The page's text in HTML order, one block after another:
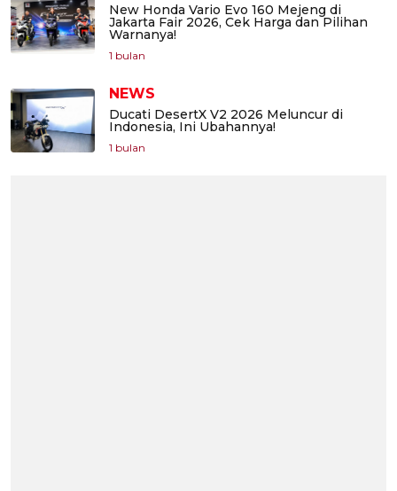
New Honda Vario Evo 160 Mejeng di
Jakarta Fair 2026, Cek Harga dan Pilihan
Warnanya!
1 bulan
NEWS
Ducati DesertX V2 2026 Meluncur di
Indonesia, Ini Ubahannya!
1 bulan